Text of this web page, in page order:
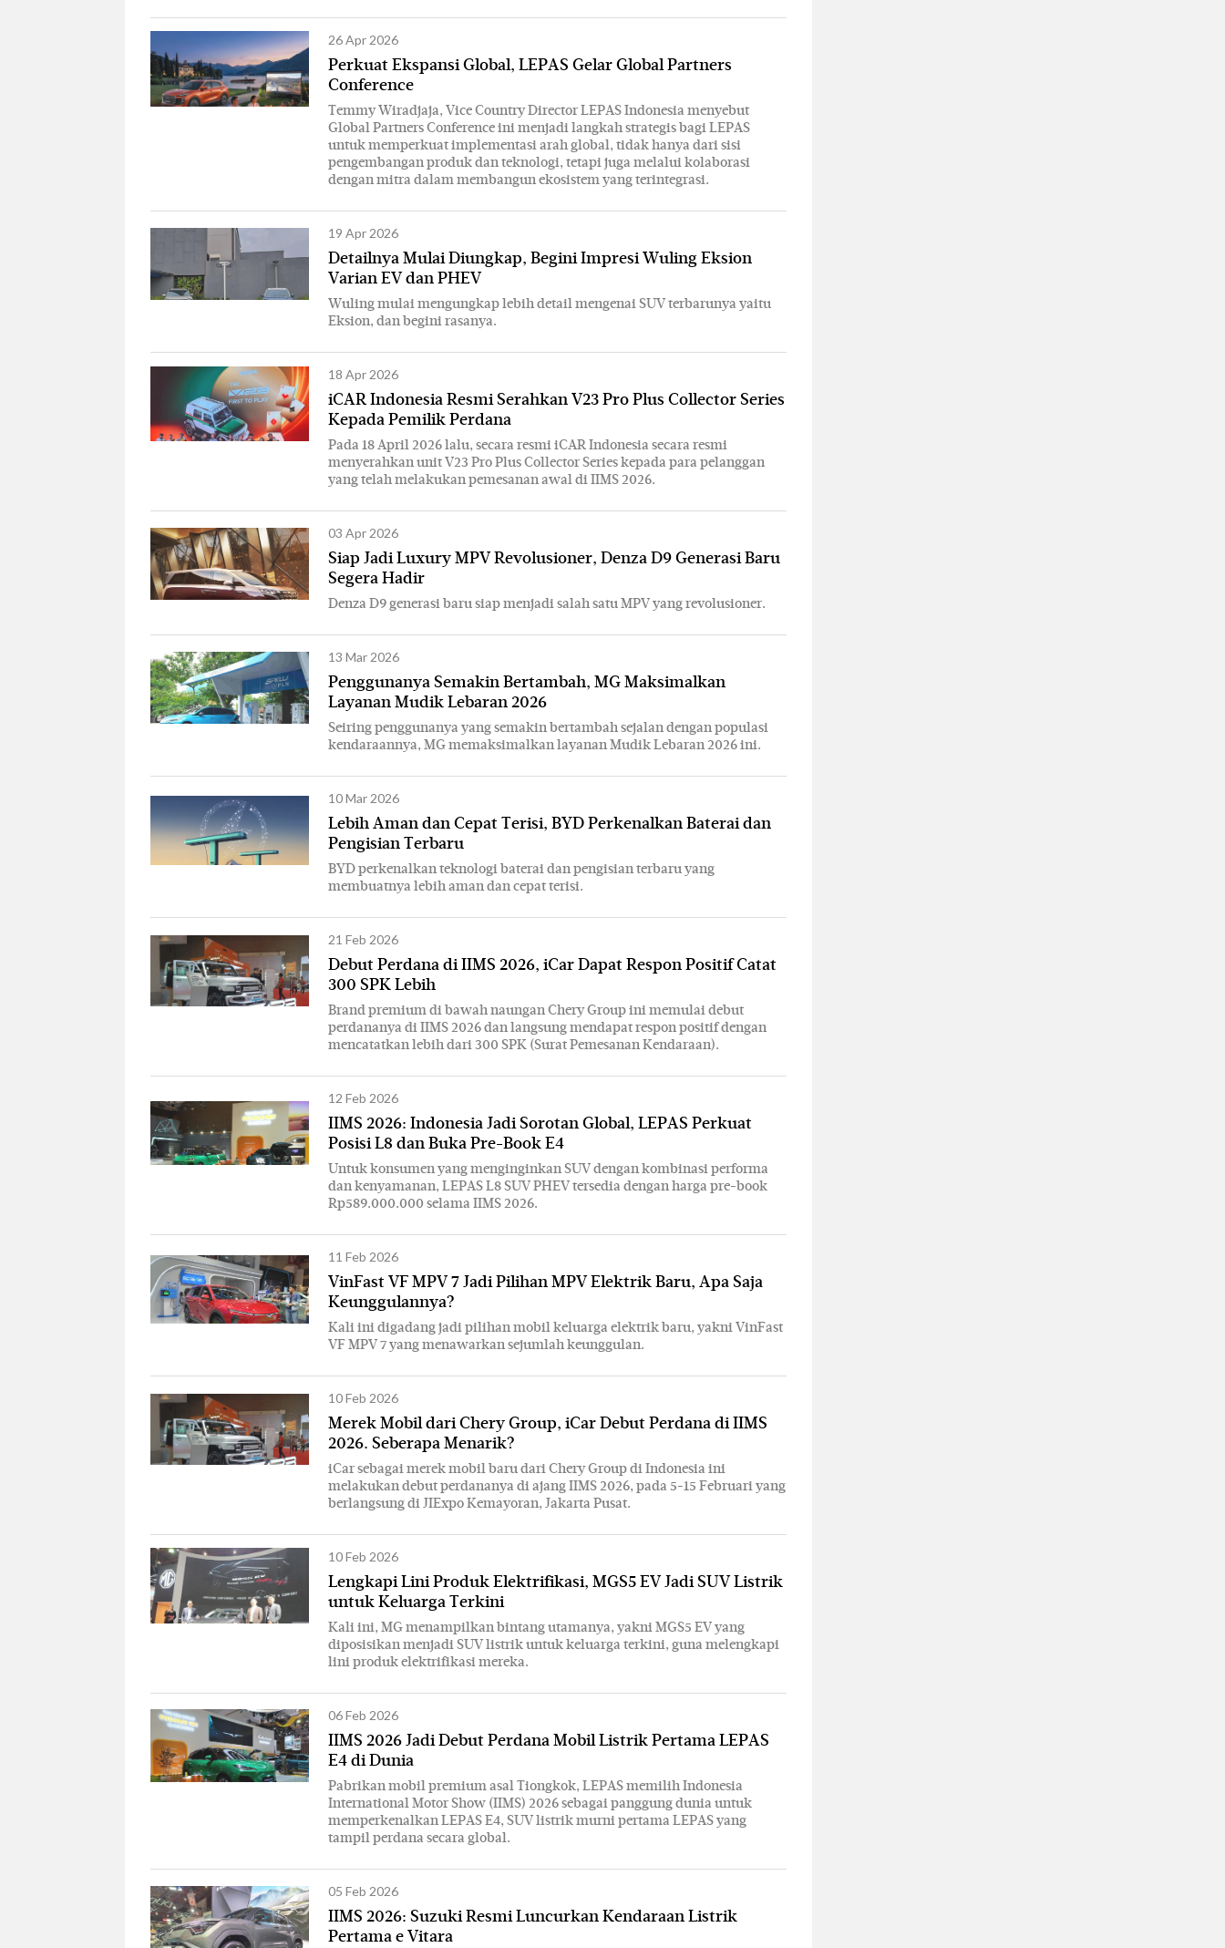
26 Apr 2026
Perkuat Ekspansi Global, LEPAS Gelar Global Partners
Conference
Temmy Wiradjaja, Vice Country Director LEPAS Indonesia menyebut
Global Partners Conference ini menjadi langkah strategis bagi LEPAS
untuk memperkuat implementasi arah global, tidak hanya dari sisi
pengembangan produk dan teknologi, tetapi juga melalui kolaborasi
dengan mitra dalam membangun ekosistem yang terintegrasi.
19 Apr 2026
Detailnya Mulai Diungkap, Begini Impresi Wuling Eksion
Varian EV dan PHEV
Wuling mulai mengungkap lebih detail mengenai SUV terbarunya yaitu
Eksion, dan begini rasanya.
18 Apr 2026
iCAR Indonesia Resmi Serahkan V23 Pro Plus Collector Series
Kepada Pemilik Perdana
Pada 18 April 2026 lalu, secara resmi iCAR Indonesia secara resmi
menyerahkan unit V23 Pro Plus Collector Series kepada para pelanggan
yang telah melakukan pemesanan awal di IIMS 2026.
03 Apr 2026
Siap Jadi Luxury MPV Revolusioner, Denza D9 Generasi Baru
Segera Hadir
Denza D9 generasi baru siap menjadi salah satu MPV yang revolusioner.
13 Mar 2026
Penggunanya Semakin Bertambah, MG Maksimalkan
Layanan Mudik Lebaran 2026
Seiring penggunanya yang semakin bertambah sejalan dengan populasi
kendaraannya, MG memaksimalkan layanan Mudik Lebaran 2026 ini.
10 Mar 2026
Lebih Aman dan Cepat Terisi, BYD Perkenalkan Baterai dan
Pengisian Terbaru
BYD perkenalkan teknologi baterai dan pengisian terbaru yang
membuatnya lebih aman dan cepat terisi.
21 Feb 2026
Debut Perdana di IIMS 2026, iCar Dapat Respon Positif Catat
300 SPK Lebih
Brand premium di bawah naungan Chery Group ini memulai debut
perdananya di IIMS 2026 dan langsung mendapat respon positif dengan
mencatatkan lebih dari 300 SPK (Surat Pemesanan Kendaraan).
12 Feb 2026
IIMS 2026: Indonesia Jadi Sorotan Global, LEPAS Perkuat
Posisi L8 dan Buka Pre-Book E4
Untuk konsumen yang menginginkan SUV dengan kombinasi performa
dan kenyamanan, LEPAS L8 SUV PHEV tersedia dengan harga pre-book
Rp589.000.000 selama IIMS 2026.
11 Feb 2026
VinFast VF MPV 7 Jadi Pilihan MPV Elektrik Baru, Apa Saja
Keunggulannya?
Kali ini digadang jadi pilihan mobil keluarga elektrik baru, yakni VinFast
VF MPV 7 yang menawarkan sejumlah keunggulan.
10 Feb 2026
Merek Mobil dari Chery Group, iCar Debut Perdana di IIMS
2026. Seberapa Menarik?
iCar sebagai merek mobil baru dari Chery Group di Indonesia ini
melakukan debut perdananya di ajang IIMS 2026, pada 5-15 Februari yang
berlangsung di JIExpo Kemayoran, Jakarta Pusat.
10 Feb 2026
Lengkapi Lini Produk Elektrifikasi, MGS5 EV Jadi SUV Listrik
untuk Keluarga Terkini
Kali ini, MG menampilkan bintang utamanya, yakni MGS5 EV yang
diposisikan menjadi SUV listrik untuk keluarga terkini, guna melengkapi
lini produk elektrifikasi mereka.
06 Feb 2026
IIMS 2026 Jadi Debut Perdana Mobil Listrik Pertama LEPAS
E4 di Dunia
Pabrikan mobil premium asal Tiongkok, LEPAS memilih Indonesia
International Motor Show (IIMS) 2026 sebagai panggung dunia untuk
memperkenalkan LEPAS E4, SUV listrik murni pertama LEPAS yang
tampil perdana secara global.
05 Feb 2026
IIMS 2026: Suzuki Resmi Luncurkan Kendaraan Listrik
Pertama e Vitara